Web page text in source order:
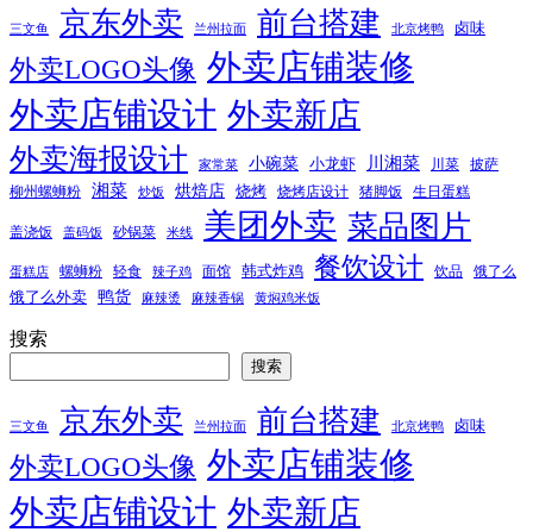
三文鱼 京东外卖 兰州拉面 前台搭建 北京烤鸭 卤味
外卖LOGO头像 外卖店铺装修
外卖店铺设计 外卖新店
外卖海报设计 家常菜 小碗菜 小龙虾 川湘菜 川菜
披萨
柳州螺蛳粉
湘菜 炒饭 烘焙店 烧烤 烧烤店设计 猪脚饭 生日蛋糕
盖浇饭 盖码饭 砂锅菜 米线 美团外卖 菜品图片
蛋糕店 螺蛳粉 轻食 辣子鸡 面馆 韩式炸鸡 餐饮设计 饮品 饿了么
饿了么外卖 鸭货 麻辣烫 麻辣香锅 黄焖鸡米饭
搜索
搜索
三文鱼 京东外卖 兰州拉面 前台搭建 北京烤鸭 卤味
外卖LOGO头像 外卖店铺装修
外卖店铺设计 外卖新店